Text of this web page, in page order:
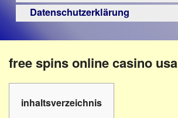
Schule
–
Beruf
Hilfsmittel
-
Berufsbildungswerke
Hörbüchereien
Reha-
Lehrer
Datenschutzerklärung
free spins online casino usa
inhaltsverzeichnis